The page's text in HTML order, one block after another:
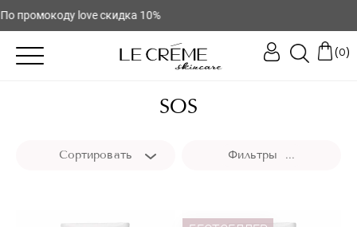
промокоду love скидка 10%
(0)
SOS
Сортировать Фильтры ...